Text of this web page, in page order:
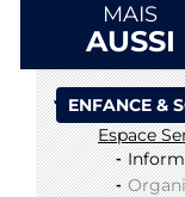
MAIS
AUSSI
ENFANCE &
Espace